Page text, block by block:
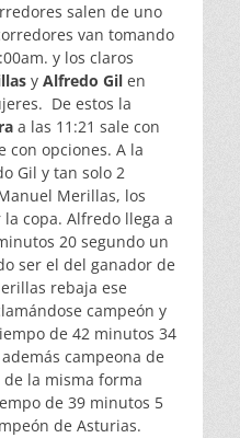
salen de uno
van tomando
y los claros
y Alfredo Gil en
De estos la
a las 11:21 sale con
con opciones. A la
Gil y tan solo 2
Merillas, los
copa. Alfredo llega a
20 segundo un
ser el del ganador de
rebaja ese
campeón y
de 42 minutos 34
campeona de
la misma forma
de 39 minutos 5
de Asturias.